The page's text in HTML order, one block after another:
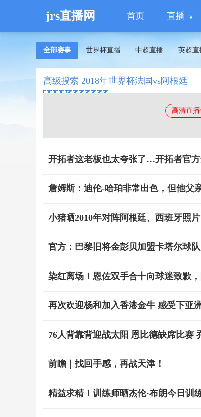
jrs直播网 首页 直播
全部赛事 世界杯直播 中超直播 英超直
高级搜索 2018年世界杯法国vs阿根廷
高清直播
开拓者这老板也太夸张了…开拓者官
詹姆斯：迪伦-哈珀非常出色，但他父
小猪晒2010年对阵阿根廷、西班牙照
官方：巴黎旧将金彭贝加盟卡塔尔球
染红离场！恩佐双手合十向球迷致歉
再次欢迎杨和加入香港金牛 感受下亚
76人背靠背迎战太阳 恩比德缺席比赛
前瞻｜找回手感，再战天津！
精益求精！训练师晒杰伦·布朗今日训